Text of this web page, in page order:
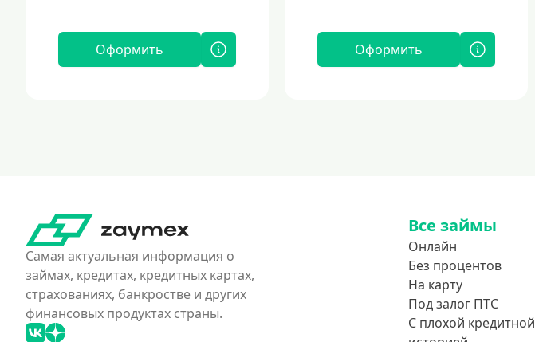
Оформить Оформить
Самая актуальная информация о
займах, кредитах, кредитных картах,
страхованиях, банкростве и других
финансовых продуктах страны.
Все займы
Онлайн
Без процентов
На карту
Под залог ПТС
С плохой кредитной